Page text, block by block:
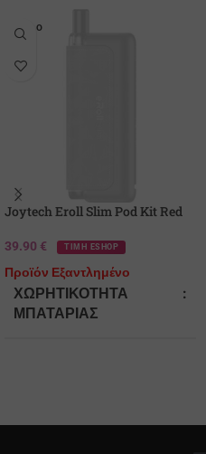
SOLD O
UT
Joytech Eroll Slim Pod Kit Red
39.90 € ΤΙΜΗ ESHOP
Προϊόν Εξαντλημένο
ΧΩΡΗΤΙΚΌΤΗΤΑ
ΜΠΑΤΑΡΊΑΣ